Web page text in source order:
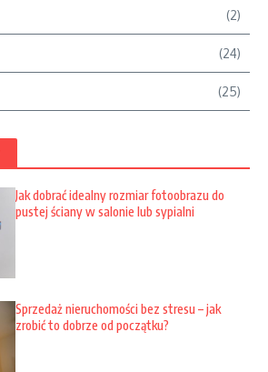
(2)
(24)
(25)
Jak dobrać idealny rozmiar fotoobrazu do
pustej ściany w salonie lub sypialni
Sprzedaż nieruchomości bez stresu – jak
zrobić to dobrze od początku?